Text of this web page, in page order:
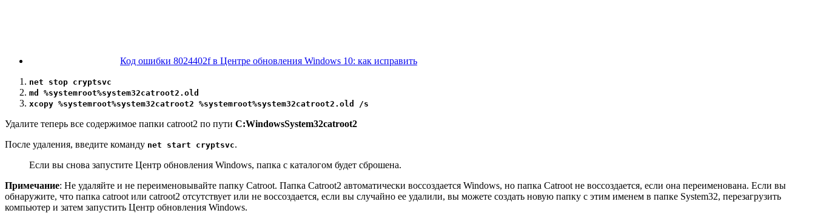
Код ошибки 8024402f в Центре обновления Windows 10: как исправить
net stop cryptsvc
md %systemroot%system32catroot2.old
xcopy %systemroot%system32catroot2 %systemroot%system32catroot2.old /s
Удалите теперь все содержимое папки catroot2 по пути C:WindowsSystem32catroot2
После удаления, введите команду net start cryptsvc.
Если вы снова запустите Центр обновления Windows, папка с каталогом будет сброшена.
Примечание: Не удаляйте и не переименовывайте папку Catroot. Папка Catroot2 автоматически воссоздается Windows, но папка Catroot не воссоздается, если она переименована. Если вы
обнаружите, что папка catroot или catroot2 отсутствует или не воссоздается, если вы случайно ее удалили, вы можете создать новую папку с этим именем в папке System32, перезагрузить
компьютер и затем запустить Центр обновления Windows.